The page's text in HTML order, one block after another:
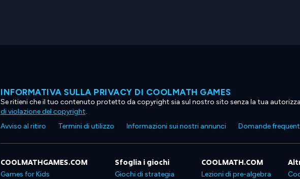
INFORMATIVA SULLA PRIVACY DI COOLMATH GAMES
Se ritieni che il tuo contenuto protetto da copyright sia sul nostro sito senza la tua
di violazione del copyright.
Avviso al ritiro
Termini di utilizzo Informazioni sui nostri annunci Domande
COOLMATHGAMES.COM
Games for Kids
Sfoglia i giochi
Giochi di strategia
COOLMATH.COM
Lezioni di pre-algebra